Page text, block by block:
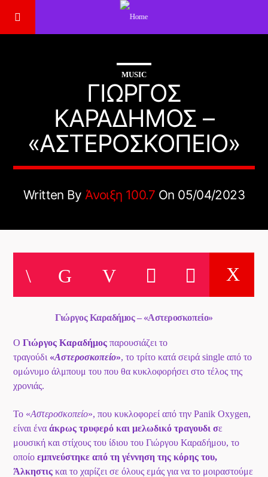
MUSIC
ΓΙΏΡΓΟΣ
ΚΑΡΑΔΉΜΟΣ –
«ΑΣΤΕΡΟΣΚΟΠΕΊΟ»
Written ByΆνοιξη 100.7 On 05/04/2023
Γιώργος Καραδήμος – «Αστεροσκοπείο»
Ο Γιώργος Καραδήμοςπαρουσιάζει το
τραγούδι «Αστεροσκοπείο», το τρίτο κατά σειρά single από το
ομώνυμο άλμπουμ του που θα κυκλοφορήσει στο τέλος της
χρονιάς.
Το «Αστεροσκοπείο», που κυκλοφορεί από την Panik Oxygen,
είναι έναάκρως τρυφερό και μελωδικό τραγουδι σε
μουσική και στίχους του ίδιου του Γιώργου Καραδήμου, το
οποίοεμπνεύστηκε από τη γέννηση της κόρης του,
Άλκηστις και το χαρίζει σε όλους εμάς για να το μοιραστούμε